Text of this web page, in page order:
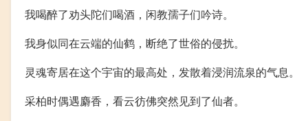
我喝醉了劝头陀们喝酒，闲教孺子们吟诗。
我身似同在云端的仙鹤，断绝了世俗的侵扰。
灵魂寄居在这个宇宙的最高处，发散着浸润流泉的气息。
采柏时偶遇麝香，看云彷佛突然见到了仙者。